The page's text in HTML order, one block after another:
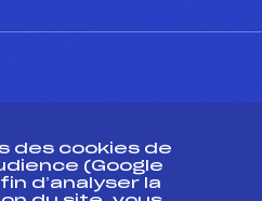
des cookies de
(Google
d’analyser la